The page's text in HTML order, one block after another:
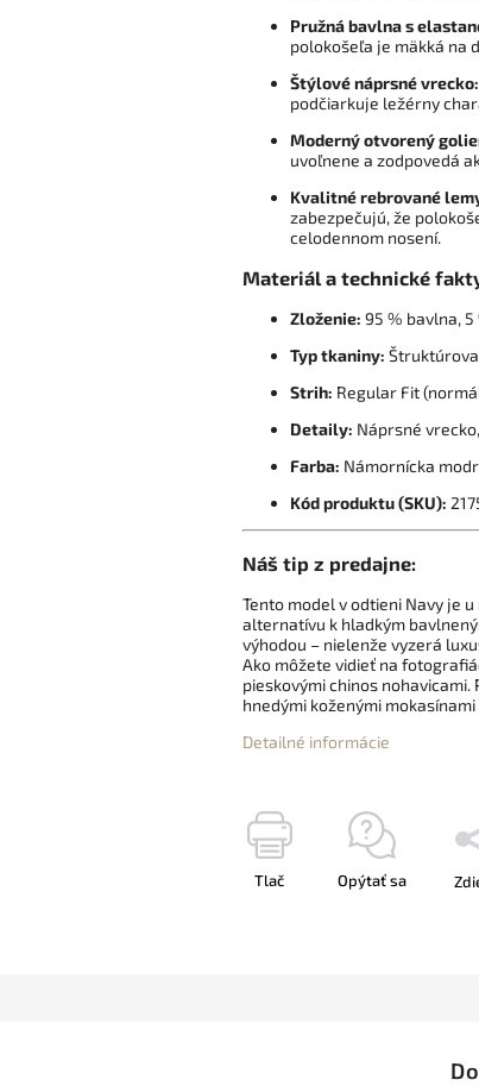
Pružná bavlna s
polokošeľa je mäkká na
Štýlové náprsné vrecko:
podčiarkuje ležérny
Moderný otvorený
uvoľnene a zodpovedá
Kvalitné rebrované
zabezpečujú, že
celodennom nosení.
Materiál a technické
Zloženie: 95 % bavlna,
Typ tkaniny:
Strih: Regular Fit
Detaily: Náprsné
Farba: Námornícka
Kód produktu (SKU):
Náš tip z predajne:
Tento model v odtieni Navy je
alternatívu k hladkým
výhodou – nielenže vyzerá
Ako môžete vidieť na
pieskovými chinos
hnedými koženými
Detailné informácie
Tlač Opýtať sa